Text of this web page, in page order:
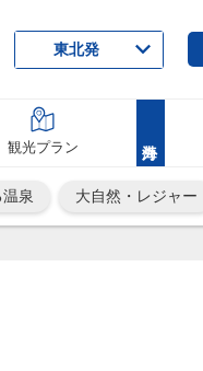
東北発
観光プラン
泉 大自然・レジャー